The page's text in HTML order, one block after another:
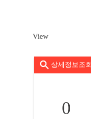
View
상세정보조회
0